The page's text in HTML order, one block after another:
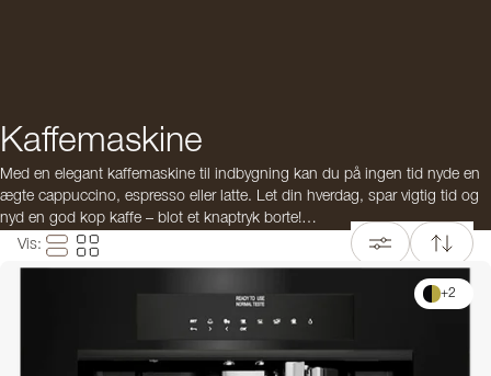
Kaffemaskine
Med en elegant kaffemaskine til indbygning kan du på ingen tid nyde en
ægte cappuccino, espresso eller latte. Let din hverdag, spar vigtig tid og
nyd en god kop kaffe – blot et knaptryk borte!
Vores kaffemaskiner gør det nemt at brygge kaffe præcis, som du ønsker
det. Kombiner kaffemaskinen med andre hvidevarer i samme serie for et
ensartet køkken og skab en stilren og praktisk kaffestation i dit hjem.
Vis:
+2